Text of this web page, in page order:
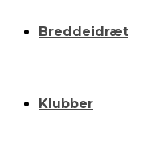
Breddeidræt
Klubber